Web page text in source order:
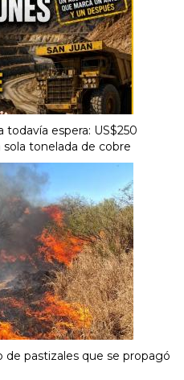
todavía espera: US$250
tonelada de cobre
de pastizales que se propagó